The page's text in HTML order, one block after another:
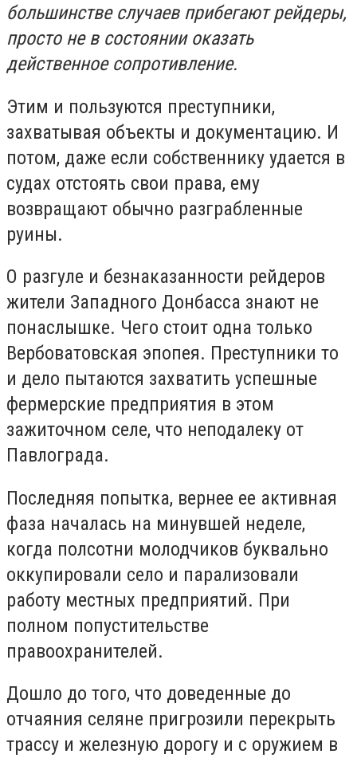
большинстве случаев прибегают рейдеры,
просто не в состоянии оказать
действенное сопротивление.
Этим и пользуются преступники,
захватывая объекты и документацию. И
потом, даже если собственнику удается в
судах отстоять свои права, ему
возвращают обычно разграбленные
руины.
О разгуле и безнаказанности рейдеров
жители Западного Донбасса знают не
понаслышке. Чего стоит одна только
Вербоватовская эпопея. Преступники то
и дело пытаются захватить успешные
фермерские предприятия в этом
зажиточном селе, что неподалеку от
Павлограда.
Последняя попытка, вернее ее активная
фаза началась на минувшей неделе,
когда полсотни молодчиков буквально
оккупировали село и парализовали
работу местных предприятий. При
полном попустительстве
правоохранителей.
Дошло до того, что доведенные до
отчаяния селяне пригрозили перекрыть
трассу и железную дорогу и с оружием в